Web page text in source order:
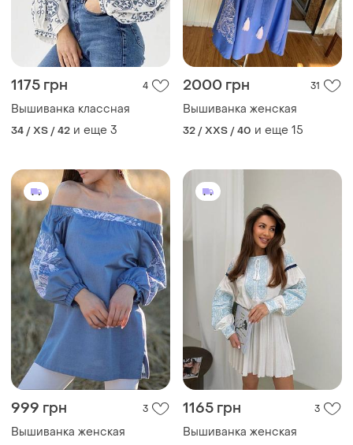
1175 грн 4
Вышиванка классная
34 / XS / 42 и еще 3
2000 грн 31
Вышиванка женская
32 / XXS / 40 и еще 15
999 грн 3
Вышиванка женская
1165 грн 3
Вышиванка женская